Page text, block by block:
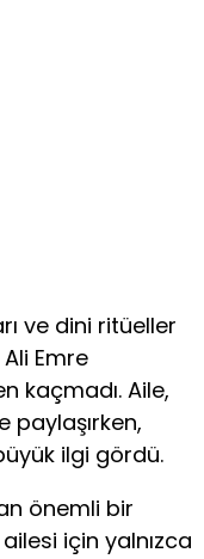
ve dini ritüeller
Emre
kaçmadı. Aile,
paylaşırken,
ilgi gördü.
önemli bir
için yalnızca